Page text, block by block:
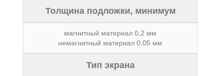
Толщина подложки, минимум
магнитный материал 0,2 мм
немагнитный материал 0,05 мм
Тип экрана